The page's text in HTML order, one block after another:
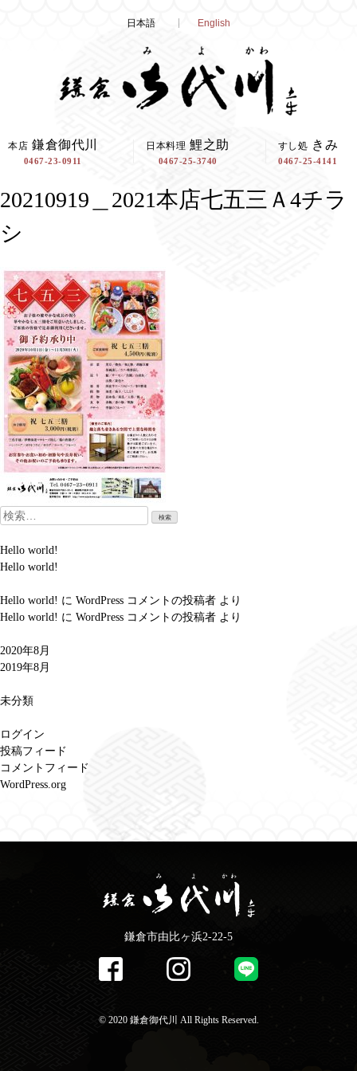
English
日本語
本店 鎌倉御代川
0467-23-0911
日本料理 鯉之助
0467-25-3740
すし処 きみ
0467-25-4141
20210919＿2021本店七五三Ａ4チラ
シ
検
Hello world!
Hello world!
Hello world! に WordPress コメントの投稿者 より
Hello world! に WordPress コメントの投稿者 より
2020年8月
2019年8月
未分類
ログイン
投稿フィード
コメントフィード
WordPress.org
鎌倉市由比ヶ浜2-22-5
©️ 2020 鎌倉御代川 All Rights Reserved.